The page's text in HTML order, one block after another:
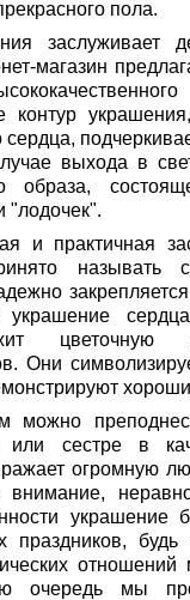
пола.
заслуживает
магазин
выхода в
образа,
"лодочек".
и практичная
называть
украшение
цветочную
Они
можно
или сестре в
огромную
внимание,
украшение
праздников,
очередь мы